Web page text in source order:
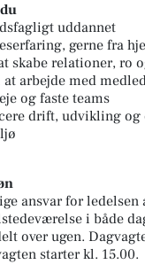
uddannet
gerne fra
skabe relationer, ro
arbejde med
og faste teams
drift, udvikling og
ansvar for ledelsen
i både
over ugen.
starter kl. 15.00.